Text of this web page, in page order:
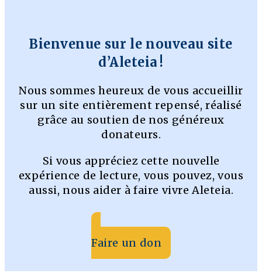
Bienvenue sur le nouveau site
d’Aleteia !
Nous sommes heureux de vous accueillir
sur un site entièrement repensé, réalisé
grâce au soutien de nos généreux
donateurs.
Si vous appréciez cette nouvelle
expérience de lecture, vous pouvez, vous
aussi, nous aider à faire vivre Aleteia.
Faire un don